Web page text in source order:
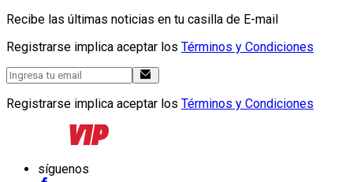
Recibe las últimas noticias en tu casilla de E-mail
Registrarse implica aceptar los Términos y Condiciones
Registrarse implica aceptar los Términos y Condiciones
síguenos